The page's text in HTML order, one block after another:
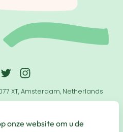
XT, Amsterdam, Netherlands
Hotel Agency
onze website om u de